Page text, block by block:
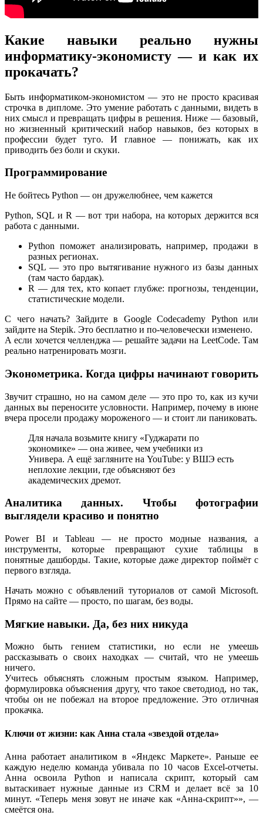
Какие навыки реально нужны
информатику-экономисту — и как их
прокачать?
Быть информатиком-экономистом — это не просто красивая
строчка в дипломе. Это умение работать с данными, видеть в
них смысл и превращать цифры в решения. Ниже — базовый,
но жизненный критический набор навыков, без которых в
профессии будет туго. И главное — понижать, как их
приводить без боли и скуки.
Программирование
Не бойтесь Python — он дружелюбнее, чем кажется
Python, SQL и R — вот три набора, на которых держится вся
работа с данными.
Python поможет анализировать, например, продажи в
разных регионах.
SQL — это про вытягивание нужного из базы данных
(там часто бардак).
R — для тех, кто копает глубже: прогнозы, тенденции,
статистические модели.
С чего начать? Зайдите в Google Codecademy Python или
зайдите на Stepik. Это бесплатно и по-человечески изменено.
А если хочется челленджа — решайте задачи на LeetCode. Там
реально натренировать мозги.
Эконометрика. Когда цифры начинают говорить
Звучит страшно, но на самом деле — это про то, как из кучи
данных вы переносите условности. Например, почему в июне
вчера просели продажу мороженого — и стоит ли паниковать.
Для начала возьмите книгу «Гуджарати по
экономике» — она живее, чем учебники из
Универа. А ещё загляните на YouTube: у ВШЭ есть
неплохие лекции, где объясняют без
академических дремот.
Аналитика данных. Чтобы фотографии
выглядели красиво и понятно
Power BI и Tableau — не просто модные названия, а
инструменты, которые превращают сухие таблицы в
понятные дашборды. Такие, которые даже директор поймёт с
первого взгляда.
Начать можно с объявлений туториалов от самой Microsoft.
Прямо на сайте — просто, по шагам, без воды.
Мягкие навыки. Да, без них никуда
Можно быть гением статистики, но если не умеешь
рассказывать о своих находках — считай, что не умеешь
ничего.
Учитесь объяснять сложным простым языком. Например,
формулировка объяснения другу, что такое светодиод, но так,
чтобы он не побежал на второе предложение. Это отличная
прокачка.
Ключи от жизни: как Анна стала «звездой отдела»
Анна работает аналитиком в «Яндекс Маркете». Раньше ее
каждую неделю команда убивала по 10 часов Excel-отчеты.
Анна освоила Python и написала скрипт, который сам
вытаскивает нужные данные из CRM и делает всё за 10
минут. «Теперь меня зовут не иначе как «Анна-скрипт»», —
смеётся она.